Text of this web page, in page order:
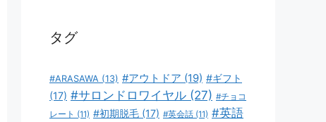
タグ
#ARASAWA (13) #アウトドア (19) #ギフト
(17) #サロンドロワイヤル (27) #チョコ
レート (11) #初期脱毛 (17) #英会話 (11) #英語